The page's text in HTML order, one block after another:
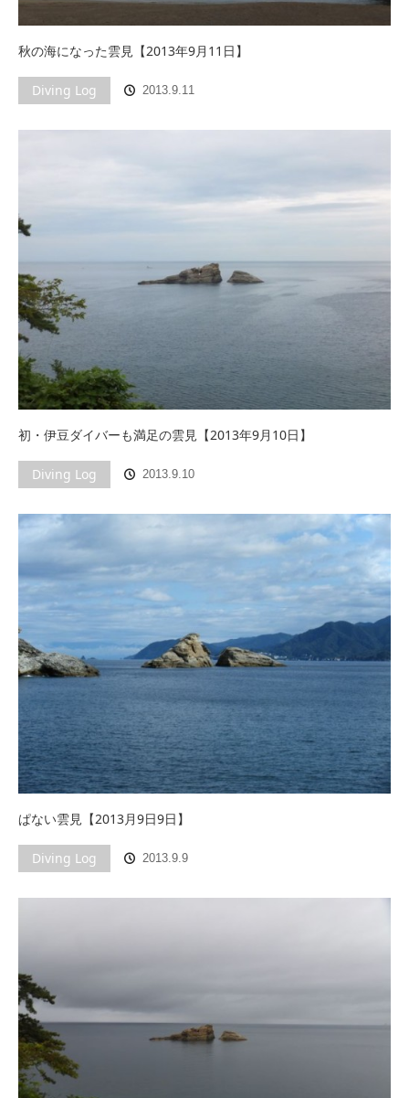
秋の海になった雲見【2013年9月11日】
Diving Log 2013.9.11
初・伊豆ダイバーも満足の雲見【2013年9月10日】
Diving Log 2013.9.10
ぱない雲見【2013月9日9日】
Diving Log 2013.9.9